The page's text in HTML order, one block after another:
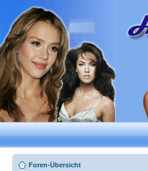
Foren-Übersicht